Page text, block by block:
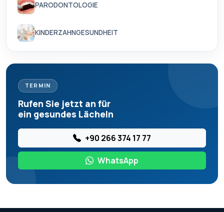
PARODONTOLOGIE
KINDERZAHNGESUNDHEIT
TERMIN
Rufen Sie jetzt an für
ein gesundes Lächeln
+90 266 374 17 77
WhatsApp